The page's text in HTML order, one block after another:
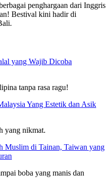
penghargaan dari Inggris
Bestival kini hadir di
yang Wajib Dicoba
tanpa rasa ragu!
Yang Estetik dan Asik
yang nikmat.
Muslim di Tainan, Taiwan yang
boba yang manis dan